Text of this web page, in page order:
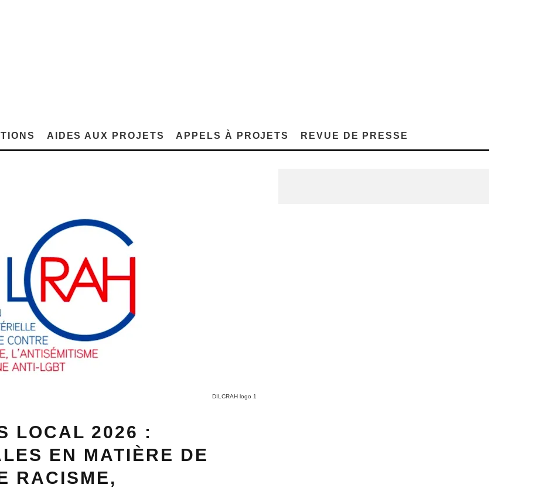
AIDES AUX PROJETS APPELS À PROJETS REVUE DE PRESSE
DILCRAH logo 1
LOCAL 2026 :
EN MATIÈRE DE
RACISME,